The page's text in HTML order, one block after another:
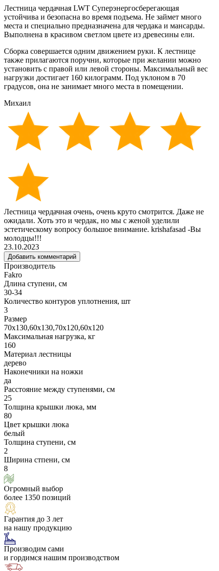
Лестница чердачная LWT Суперэнергосберегающая
устойчива и безопасна во время подъема. Не займет много
места и специально предназначена для чердака и мансарды.
Выполнена в красивом светлом цвете из древесины ели.
Сборка совершается одним движением руки. К лестнице
также прилагаются поручни, которые при желании можно
установить с правой или левой стороны. Максимальный вес
нагрузки достигает 160 килограмм. Под уклоном в 70
градусов, она не занимает много места в помещении.
Михаил
Лестница чердачная очень, очень круто смотрится. Даже не
ожидали. Хоть это и чердак, но мы с женой уделили
эстетическому вопросу большое внимание. krishafasad -Вы
молодцы!!!
23.10.2023
Добавить комментарий
Производитель
Fakro
Длина ступени, см
30-34
Количество контуров уплотнения, шт
3
Размер
70х130,60х130,70х120,60х120
Максимальная нагрузка, кг
160
Материал лестницы
дерево
Наконечники на ножки
да
Расстояние между ступенями, см
25
Толщина крышки люка, мм
80
Цвет крышки люка
белый
Толщина ступени, см
2
Ширина стпени, см
8
Огромный выбор
более 1350 позиций
Гарантия до 3 лет
на нашу продукцию
Производим сами
и гордимся нашим производством